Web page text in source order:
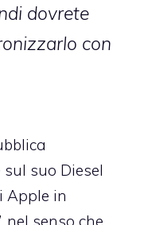
dovrete
con
sul suo Diesel
Apple in
nel senso che